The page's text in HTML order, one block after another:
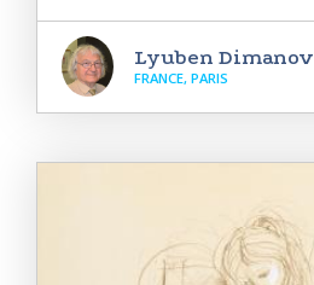
Lyuben Dimanov
FRANCE, PARIS